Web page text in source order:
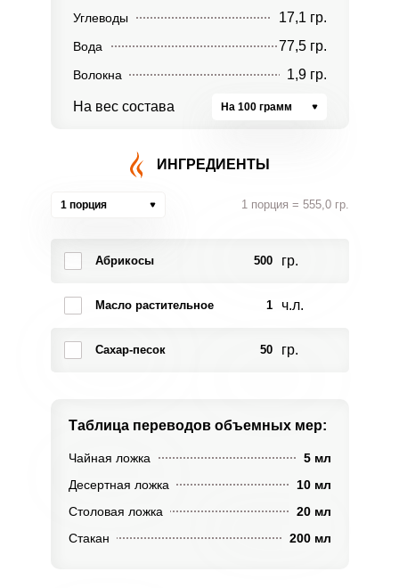
Углеводы 17,1 гр.
Вода 77,5 гр.
Волокна 1,9 гр.
На вес состава На 100 грамм
ИНГРЕДИЕНТЫ
1 порция 1 порция = 555,0 гр.
Абрикосы 500 гр.
Масло растительное 1 ч.л.
Сахар-песок 50 гр.
Таблица переводов объемных мер:
Чайная ложка
5 мл
Десертная ложка
10 мл
Столовая ложка
20 мл
Стакан
200 мл